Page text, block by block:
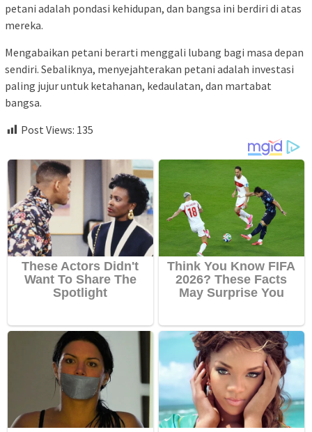
petani adalah pondasi kehidupan, dan bangsa ini berdiri di atas
mereka.
Mengabaikan petani berarti menggali lubang bagi masa depan
sendiri. Sebaliknya, menyejahterakan petani adalah investasi
paling jujur untuk ketahanan, kedaulatan, dan martabat
bangsa.
Post Views: 135